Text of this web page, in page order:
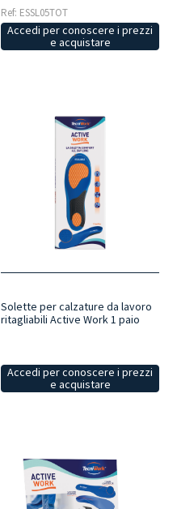
Ref: ESSL05TOT
Accedi per conoscere i prezzi
e acquistare
Solette per calzature da lavoro
ritagliabili Active Work 1 paio
Accedi per conoscere i prezzi
e acquistare